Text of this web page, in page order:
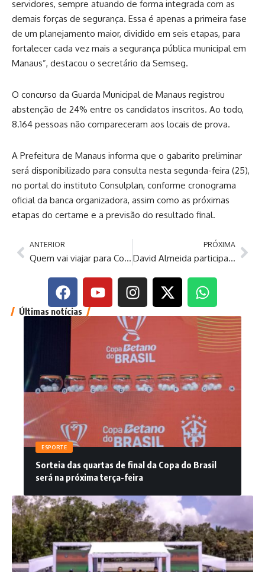
servidores, sempre atuando de forma integrada com as
demais forças de segurança. Essa é apenas a primeira fase
de um planejamento maior, dividido em seis etapas, para
fortalecer cada vez mais a segurança pública municipal em
Manaus”, destacou o secretário da Semseg.
O concurso da Guarda Municipal de Manaus registrou
abstenção de 24% entre os candidatos inscritos. Ao todo,
8.164 pessoas não compareceram aos locais de prova.
A Prefeitura de Manaus informa que o gabarito preliminar
será disponibilizado para consulta nesta segunda-feira (25),
no portal do instituto Consulplan, conforme cronograma
oficial da banca organizadora, assim como as próximas
etapas do certame e a previsão do resultado final.
ANTERIOR
Quem vai viajar para Copa deve estar alerta para vacina do sarampo
PRÓXIMA
David Almeida participa de inauguração de centro para dependentes químicos
Últimas notícias
ESPORTE
Sorteia das quartas de final da Copa do Brasil
será na próxima terça-feira